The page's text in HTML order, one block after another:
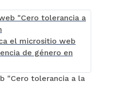
"Cero tolerancia a la